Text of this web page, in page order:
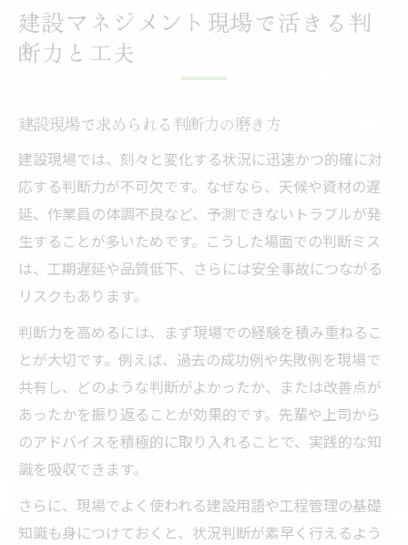
建設マネジメント現場で活きる判
断力と工夫
建設現場で求められる判断力の磨き方
建設現場では、刻々と変化する状況に迅速かつ的確に対
応する判断力が不可欠です。なぜなら、天候や資材の遅
延、作業員の体調不良など、予測できないトラブルが発
生することが多いためです。こうした場面での判断ミス
は、工期遅延や品質低下、さらには安全事故につながる
リスクもあります。
判断力を高めるには、まず現場での経験を積み重ねるこ
とが大切です。例えば、過去の成功例や失敗例を現場で
共有し、どのような判断がよかったか、または改善点が
あったかを振り返ることが効果的です。先輩や上司から
のアドバイスを積極的に取り入れることで、実践的な知
識を吸収できます。
さらに、現場でよく使われる建設用語や工程管理の基礎
知識も身につけておくと、状況判断が素早く行えるよう